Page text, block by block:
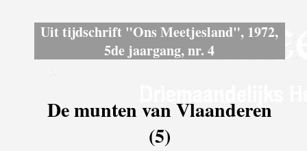
Uit tijdschrift "Ons Meetjesland", 1972,
5de jaargang, nr. 4
De munten van Vlaanderen
(5)